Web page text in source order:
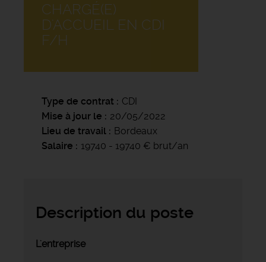
CHARGÉ(E)
D'ACCUEIL EN CDI
F/H
Type de contrat
CDI
Mise à jour le
20/05/2022
Lieu de travail
Bordeaux
Salaire
19740 - 19740 € brut/an
Description du poste
L'entreprise